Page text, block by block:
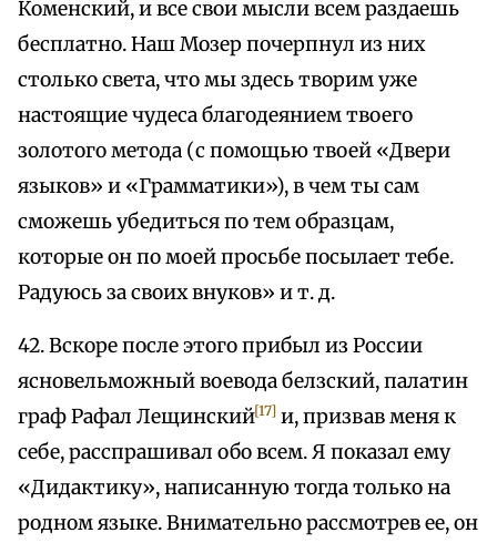
Коменский, и все свои мысли всем раздаешь
бесплатно. Наш Мозер почерпнул из них
столько света, что мы здесь творим уже
настоящие чудеса благодеянием твоего
золотого метода (с помощью твоей «Двери
языков» и «Грамматики»), в чем ты сам
сможешь убедиться по тем образцам,
которые он по моей просьбе посылает тебе.
Радуюсь за своих внуков» и т. д.
42. Вскоре после этого прибыл из России
ясновельможный воевода белзский, палатин
граф Рафал Лещинский[17] и, призвав меня к
себе, расспрашивал обо всем. Я показал ему
«Дидактику», написанную тогда только на
родном языке. Внимательно рассмотрев ее, он